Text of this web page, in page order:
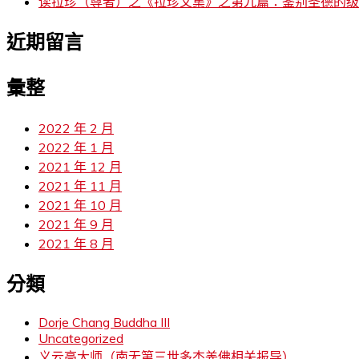
近期留言
彙整
2022 年 2 月
2022 年 1 月
2021 年 12 月
2021 年 11 月
2021 年 10 月
2021 年 9 月
2021 年 8 月
分類
Dorje Chang Buddha III
Uncategorized